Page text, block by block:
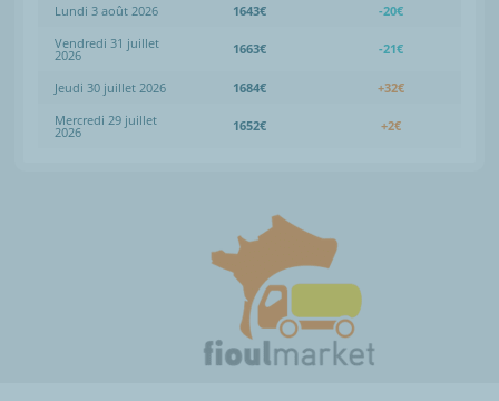
Lundi 3 août 2026
1643€
-20€
Vendredi 31 juillet
2026 1663€ -21€
Jeudi 30 juillet 2026 1684€
+32€
Mercredi 29 juillet
2026 1652€ +2€